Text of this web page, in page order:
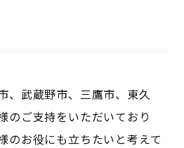
、武蔵野市、三鷹市、東久
のご支持をいただいており
のお役にも立ちたいと考えて